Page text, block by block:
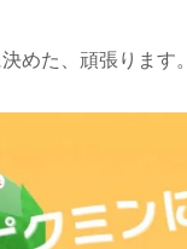
めた、頑張ります。